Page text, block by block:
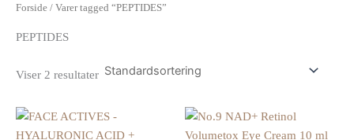
Forside / Varer tagged “PEPTIDES”
PEPTIDES
Viser 2 resultater